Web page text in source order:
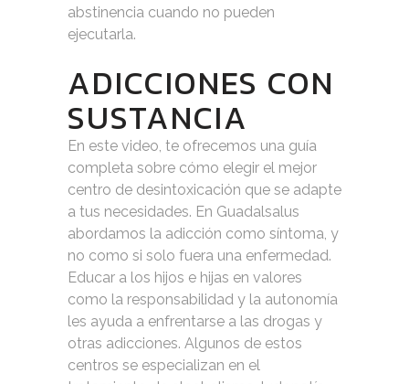
abstinencia cuando no pueden
ejecutarla.
ADICCIONES CON
SUSTANCIA
En este video, te ofrecemos una guía
completa sobre cómo elegir el mejor
centro de desintoxicación que se adapte
a tus necesidades. En Guadalsalus
abordamos la adicción como síntoma, y
no como si solo fuera una enfermedad.
Educar a los hijos e hijas en valores
como la responsabilidad y la autonomía
les ayuda a enfrentarse a las drogas y
otras adicciones. Algunos de estos
centros se especializan en el